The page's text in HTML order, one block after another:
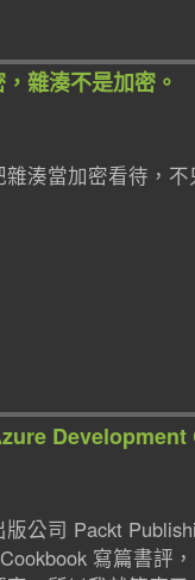
雜湊不是加密。
湊當加密看待，
Development
公司 Packt
寫篇書評